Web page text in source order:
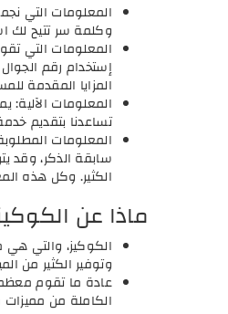
المعلومات التي
وكلمة سر تتيح لك
المعلومات التي
إستخدام رقم
المزايا المقدمة
المعلومات
تساعدنا بتقديم
المعلومات
سابقة الذكر، وقد
الكثير. وكل هذه
ماذا عن
الكوكيز، والتي
وتوفير الكثير من
عادة ما تقوم
الكاملة من